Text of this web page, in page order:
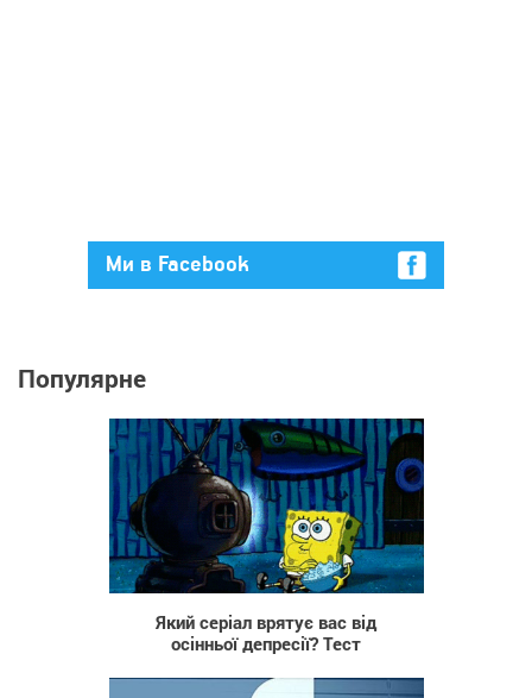
Ми в Facebook
Популярне
542
Який серіал врятує вас від
осінньої депресії? Тест